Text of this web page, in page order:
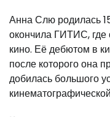
Анна Слю родилась
окончила ГИТИС, где
кино. Её дебютом в
после которого она
добилась большого